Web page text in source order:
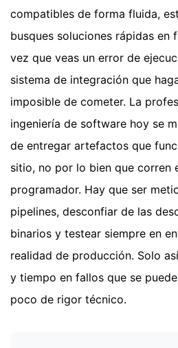
compatibles de forma fluida,
busques soluciones rápidas en
vez que veas un error de
sistema de integración que
imposible de cometer. La
ingeniería de software hoy se
de entregar artefactos que
sitio, no por lo bien que corren
programador. Hay que ser
pipelines, desconfiar de las
binarios y testear siempre en
realidad de producción. Solo
y tiempo en fallos que se
poco de rigor técnico.